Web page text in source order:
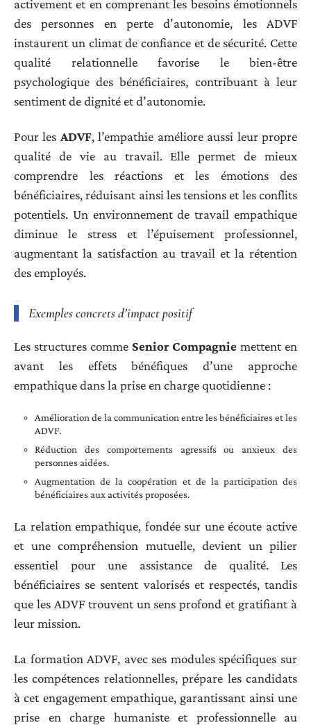
activement et en comprenant les besoins émotionnels
des personnes en perte d’autonomie, les ADVF
instaurent un climat de confiance et de sécurité. Cette
qualité relationnelle favorise le bien-être
psychologique des bénéficiaires, contribuant à leur
sentiment de dignité et d’autonomie.
Pour les ADVF, l’empathie améliore aussi leur propre
qualité de vie au travail. Elle permet de mieux
comprendre les réactions et les émotions des
bénéficiaires, réduisant ainsi les tensions et les conflits
potentiels. Un environnement de travail empathique
diminue le stress et l’épuisement professionnel,
augmentant la satisfaction au travail et la rétention
des employés.
Exemples concrets d’impact positif
Les structures comme Senior Compagnie mettent en
avant les effets bénéfiques d’une approche
empathique dans la prise en charge quotidienne :
Amélioration de la communication entre les bénéficiaires et les
ADVF.
Réduction des comportements agressifs ou anxieux des
personnes aidées.
Augmentation de la coopération et de la participation des
bénéficiaires aux activités proposées.
La relation empathique, fondée sur une écoute active
et une compréhension mutuelle, devient un pilier
essentiel pour une assistance de qualité. Les
bénéficiaires se sentent valorisés et respectés, tandis
que les ADVF trouvent un sens profond et gratifiant à
leur mission.
La formation ADVF, avec ses modules spécifiques sur
les compétences relationnelles, prépare les candidats
à cet engagement empathique, garantissant ainsi une
prise en charge humaniste et professionnelle au